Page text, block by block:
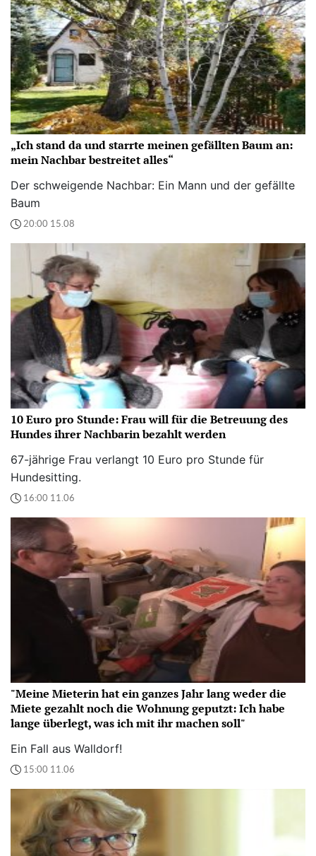
„Ich stand da und starrte meinen gefällten Baum an:
mein Nachbar bestreitet alles“
Der schweigende Nachbar: Ein Mann und der gefällte
Baum
20:00 15.08
10 Euro pro Stunde: Frau will für die Betreuung des
Hundes ihrer Nachbarin bezahlt werden
67-jährige Frau verlangt 10 Euro pro Stunde für
Hundesitting.
16:00 11.06
"Meine Mieterin hat ein ganzes Jahr lang weder die
Miete gezahlt noch die Wohnung geputzt: Ich habe
lange überlegt, was ich mit ihr machen soll"
Ein Fall aus Walldorf!
15:00 11.06